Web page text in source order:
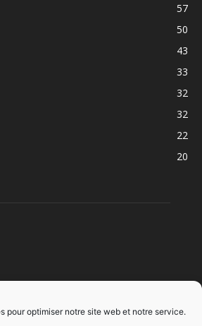
pour optimiser notre site web et notre service.
57
50
43
33
32
32
22
20